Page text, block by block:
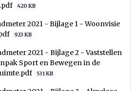
420 KB
2021 - Bijlage 1 - Woonvisie
923 KB
2021 - Bijlage 2 - Vaststellen
Sport en Bewegen in de
531 KB